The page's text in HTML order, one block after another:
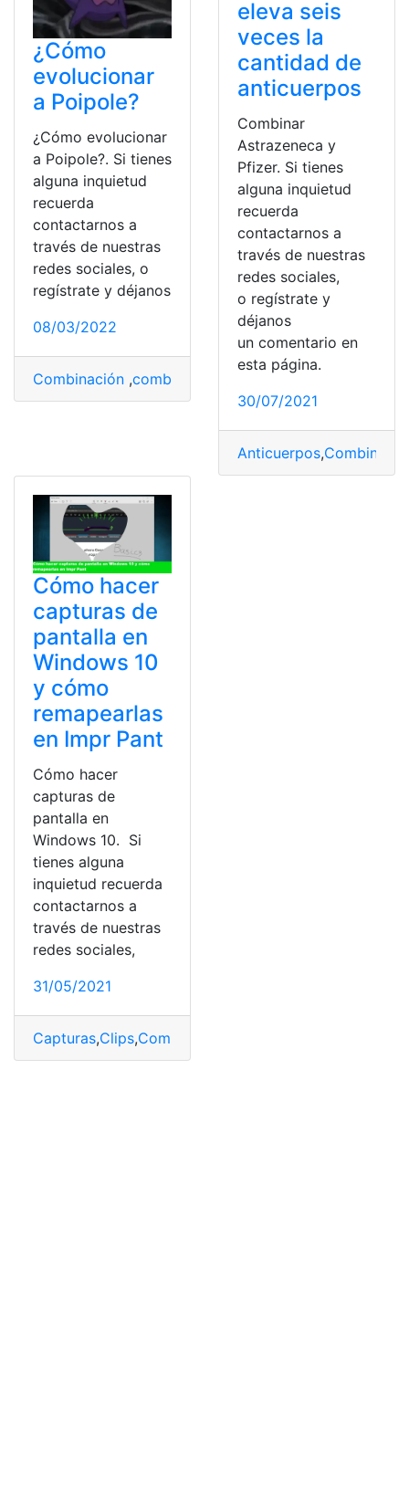
¿Cómo
evolucionar
a Poipole?
¿Cómo evolucionar
a Poipole?. Si tienes
alguna inquietud
recuerda
contactarnos a
través de nuestras
redes sociales, o
regístrate y déjanos
08/03/2022
Combinación ,combinar Tecnología
eleva seis
veces la
cantidad de
anticuerpos
Combinar
Astrazeneca y
Pfizer. Si tienes
alguna inquietud
recuerda
contactarnos a
través de nuestras
redes sociales,
o regístrate y
déjanos
un comentario en
esta página.
30/07/2021
Anticuerpos,
Cómo hacer
capturas de
pantalla en
Windows 10
y cómo
remapearlas
en Impr Pant
Cómo hacer
capturas de
pantalla en
Windows 10. Si
tienes alguna
inquietud recuerda
contactarnos a
través de nuestras
redes sociales,
31/05/2021
Capturas,Clips,Combinación